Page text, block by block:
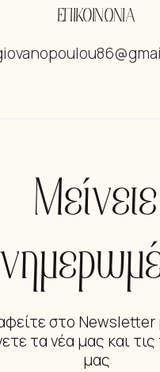
ΕΠΙΚΟΙΝΩΝΙΑ
Μείνετε
στο Newsletter
τα νέα μας και
μας